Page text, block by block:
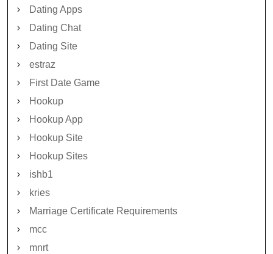
Dating Apps
Dating Chat
Dating Site
estraz
First Date Game
Hookup
Hookup App
Hookup Site
Hookup Sites
ishb1
kries
Marriage Certificate Requirements
mcc
mnrt